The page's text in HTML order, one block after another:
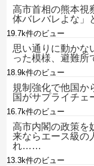
高市首相の熊本視
体バレバレよな
19.7k件のビュー
思い通りに動かな
った模様、避難
18.9k件のビュー
規制強化で他国か
国がサプライチ
16.7k件のビュー
高市内閣の政策を
来ならエース級の
れ……
13.3k件のビュー